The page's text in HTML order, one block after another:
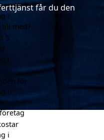
får du den
på
i
med?
3
i
för
i
i